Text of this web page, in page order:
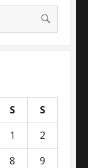
S
S
1
2
8
9